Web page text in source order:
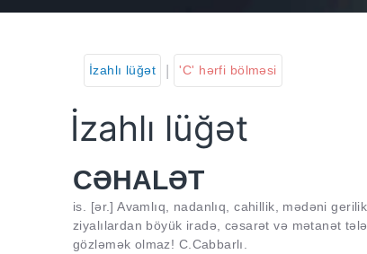
İzahlı lüğət 'C' hərfi bölməsi
İzahlı lüğət
CƏHALƏT
is. [ər.] Avamlıq, nadanlıq, cahillik, mədəni
ziyalılardan böyük iradə, cəsarət və mətanət
gözləmək olmaz! C.Cabbarlı.